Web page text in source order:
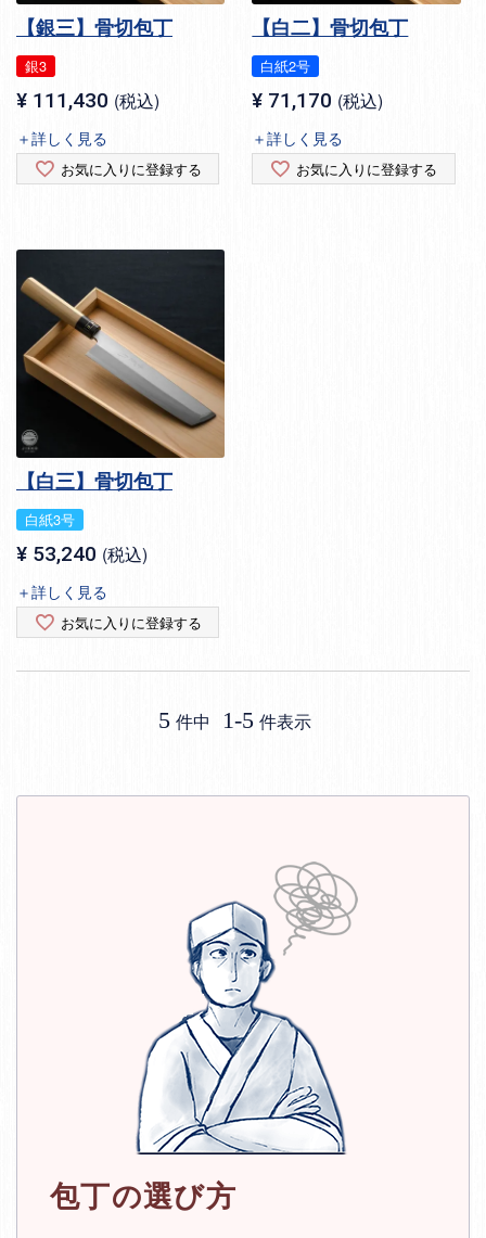
【銀三】骨切包丁
銀3
¥ 111,430 税込
＋詳しく見る
お気に入りに登録する
【白二】骨切包丁
白紙2号
¥ 71,170 税込
＋詳しく見る
お気に入りに登録する
【白三】骨切包丁
白紙3号
¥ 53,240 税込
＋詳しく見る
お気に入りに登録する
5 件中 1-5 件表示
包丁の選び方